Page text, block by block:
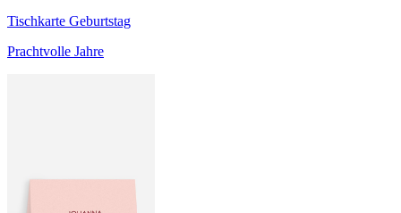
Tischkarte Geburtstag
Prachtvolle Jahre